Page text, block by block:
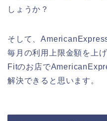
しょうか？
そして、
毎月の利用上限金額を上
Fitのお店で
解決できると思います。